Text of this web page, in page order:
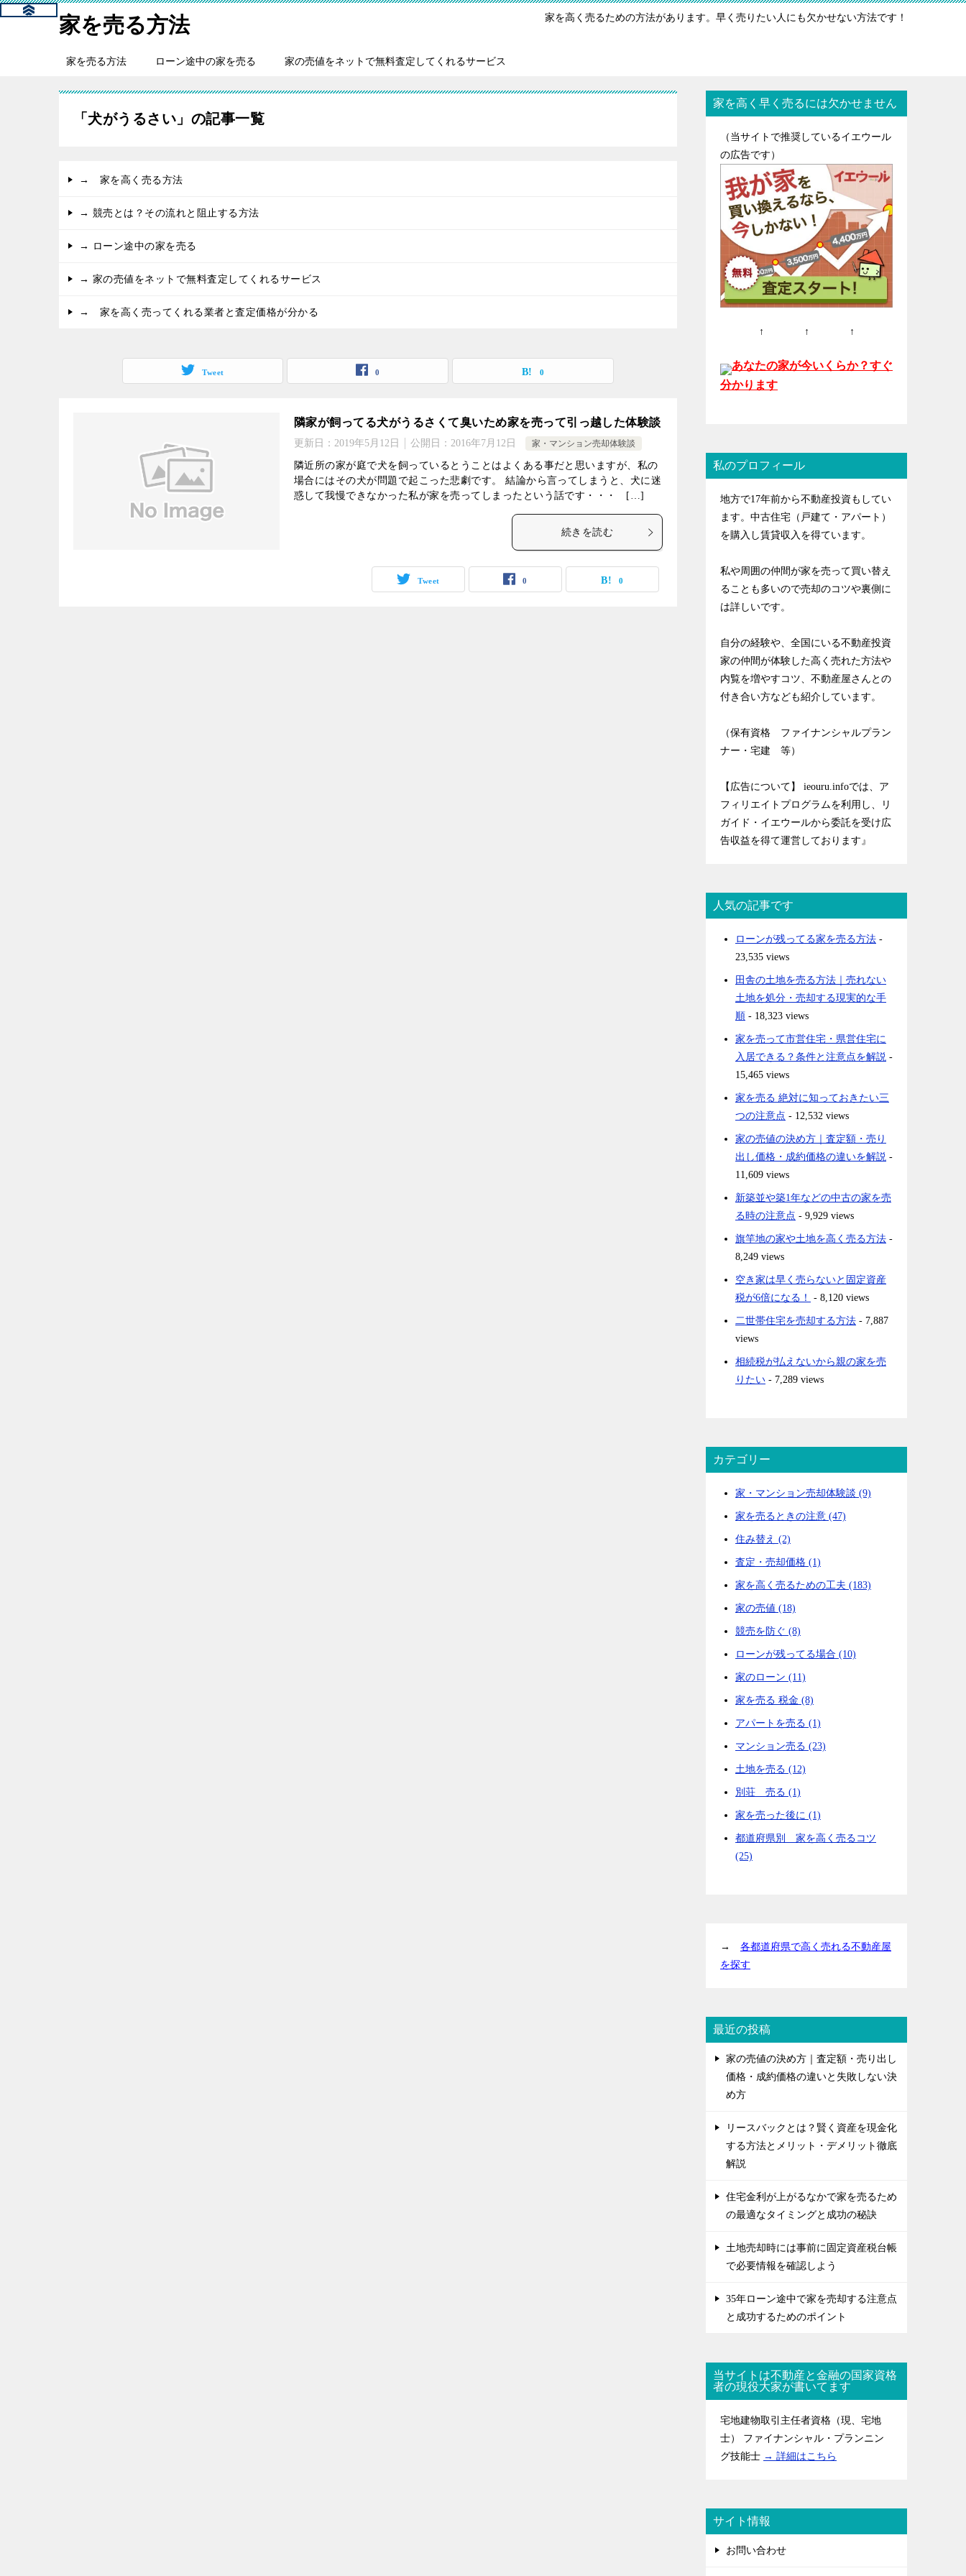
家を売る方法 家を高く売るための方法があります。早く売りたい人にも欠かせない方法です！
家を売る方法 ローン途中の家を売る 家の売値をネットで無料査定してくれるサービス
「犬がうるさい」の記事一覧
→ 家を高く売る方法
→ 競売とは？その流れと阻止する方法
→ ローン途中の家を売る
→ 家の売値をネットで無料査定してくれるサービス
→ 家を高く売ってくれる業者と査定価格が分かる
Tweet 0 0
隣家が飼ってる犬がうるさくて臭いため家を売って引っ越した体験談
更新日： 2019年5月12日 公開日： 2016年7月12日 家・マンション売却体験談
隣近所の家が庭で犬を飼っているとうことはよくある事だと思いますが、私の
場合にはその犬が問題で起こった悲劇です。 結論から言ってしまうと、犬に迷
惑して我慢できなかった私が家を売ってしまったという話です・・・ […]
続きを読む
Tweet 0 0
家を高く早く売るには欠かせません
（当サイトで推奨しているイエウール
の広告です）
↑ ↑ ↑
あなたの家が今いくらか？すぐ
分かります
私のプロフィール
地方で17年前から不動産投資もしてい
ます。中古住宅（戸建て・アパート）
を購入し賃貸収入を得ています。
私や周囲の仲間が家を売って買い替え
ることも多いので売却のコツや裏側に
は詳しいです。
自分の経験や、全国にいる不動産投資
家の仲間が体験した高く売れた方法や
内覧を増やすコツ、不動産屋さんとの
付き合い方なども紹介しています。
（保有資格 ファイナンシャルプラン
ナー・宅建 等）
【広告について】 ieouru.infoでは、ア
フィリエイトプログラムを利用し、リ
ガイド・イエウールから委託を受け広
告収益を得て運営しております』
人気の記事です
ローンが残ってる家を売る方法 -
23,535 views
田舎の土地を売る方法｜売れない
土地を処分・売却する現実的な手
順 - 18,323 views
家を売って市営住宅・県営住宅に
入居できる？条件と注意点を解説 -
15,465 views
家を売る 絶対に知っておきたい三
つの注意点 - 12,532 views
家の売値の決め方｜査定額・売り
出し価格・成約価格の違いを解説 -
11,609 views
新築並や築1年などの中古の家を売
る時の注意点 - 9,929 views
旗竿地の家や土地を高く売る方法 -
8,249 views
空き家は早く売らないと固定資産
税が6倍になる！
- 8,120 views
二世帯住宅を売却する方法 - 7,887
views
相続税が払えないから親の家を売
りたい - 7,289 views
カテゴリー
家・マンション売却体験談 (9)
家を売るときの注意 (47)
住み替え (2)
査定・売却価格 (1)
家を高く売るための工夫 (183)
家の売値 (18)
競売を防ぐ (8)
ローンが残ってる場合 (10)
家のローン (11)
家を売る 税金 (8)
アパートを売る (1)
マンション売る (23)
土地を売る (12)
別荘 売る (1)
家を売った後に (1)
都道府県別 家を高く売るコツ
(25)
→ 各都道府県で高く売れる不動産屋
を探す
最近の投稿
家の売値の決め方｜査定額・売り出し
価格・成約価格の違いと失敗しない決
め方
リースバックとは？賢く資産を現金化
する方法とメリット・デメリット徹底
解説
住宅金利が上がるなかで家を売るため
の最適なタイミングと成功の秘訣
土地売却時には事前に固定資産税台帳
で必要情報を確認しよう
35年ローン途中で家を売却する注意点
と成功するためのポイント
当サイトは不動産と金融の国家資格
者の現役大家が書いてます
宅地建物取引主任者資格（現、宅地
士） ファイナンシャル・プランニン
グ技能士 → 詳細はこちら
サイト情報
お問い合わせ